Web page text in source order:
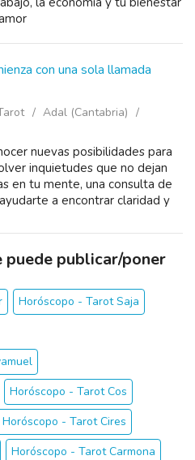
con una sola llamada
Adal (Cantabria)
nuevas posibilidades para
inquietudes que no dejan
en tu mente, una consulta de
a encontrar claridad y
publicar/poner
Horóscopo - Tarot Saja
Horóscopo - Tarot Cos
Horóscopo - Tarot Cires
Horóscopo - Tarot Carmona